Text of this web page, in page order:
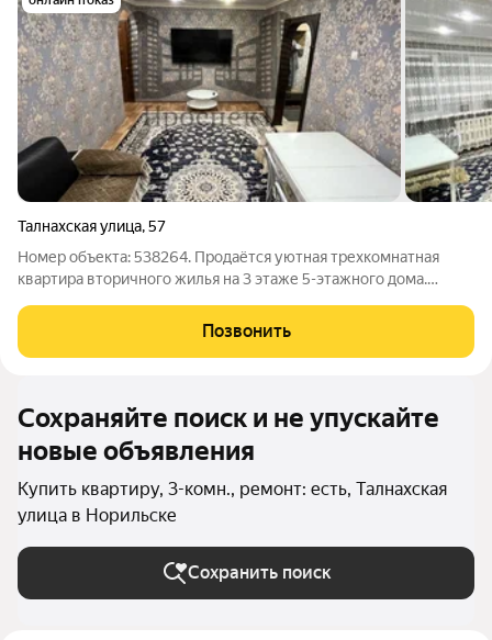
Талнахская улица,57
Номер объекта: 538264. Продаётся уютная трехкомнатная
квартира вторичного жилья на 3 этаже 5-этажного дома.
кухню площадью 6 кв.м. Это идеальный вариант для тех, кому
важен комфорт и удобство.
Позвонить
Сохраняйте поиск и не упускайте
новые объявления
Купить квартиру, 3-комн., ремонт: есть, Талнахская
улица в Норильске
Сохранить поиск